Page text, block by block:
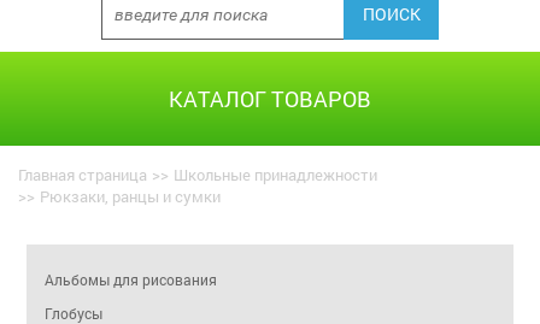
КАТАЛОГ ТОВАРОВ
Главная страница >> Школьные принадлежности
>> Рюкзаки, ранцы и сумки
Альбомы для рисования
Глобусы